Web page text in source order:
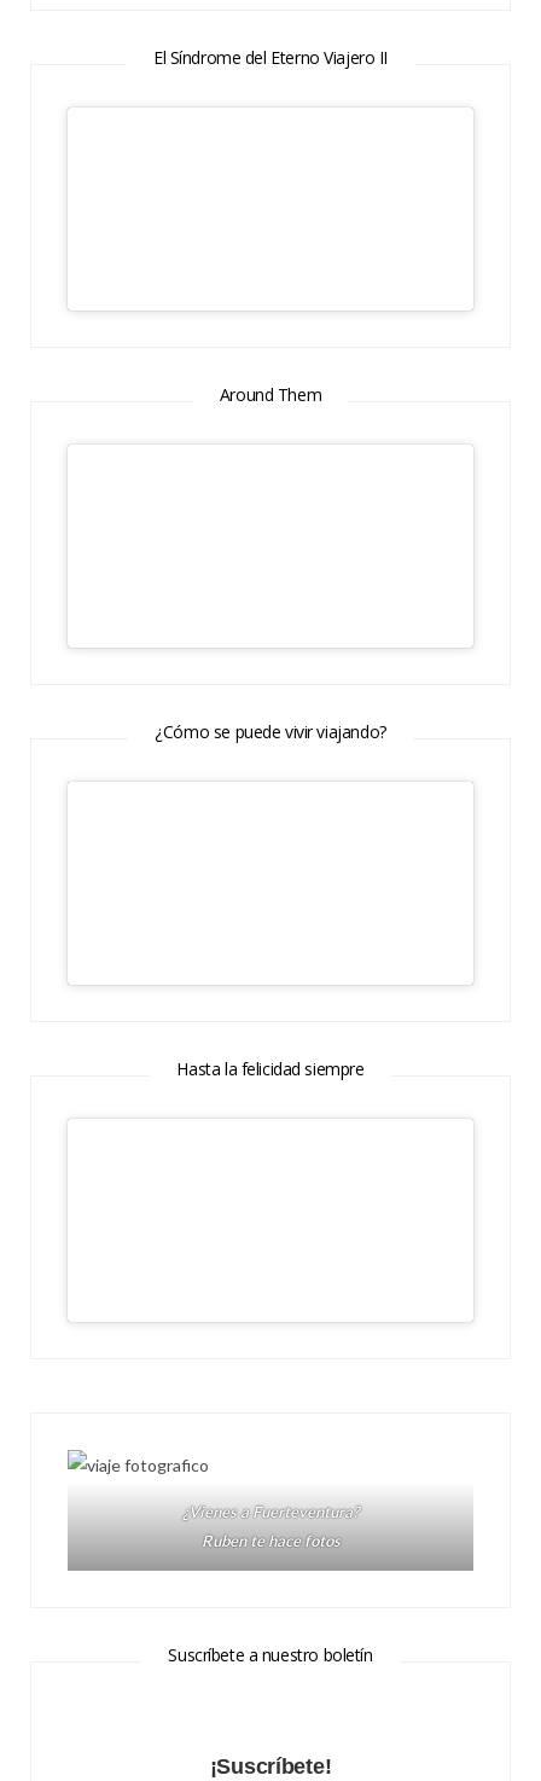
El Síndrome del Eterno Viajero II
Around Them
¿Cómo se puede vivir viajando?
Hasta la felicidad siempre
¿Vienes a Fuerteventura?
Ruben te hace fotos
Suscríbete a nuestro boletín
¡Suscríbete!